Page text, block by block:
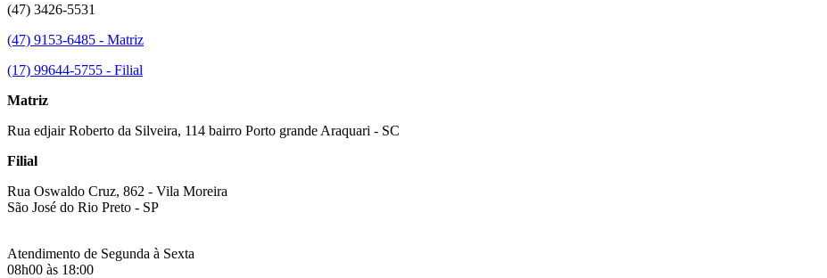
(47) 3426-5531
(47) 9153-6485 - Matriz
(17) 99644-5755 - Filial
Matriz
Rua edjair Roberto da Silveira, 114 bairro Porto grande Araquari - SC
Filial
Rua Oswaldo Cruz, 862 - Vila Moreira
São José do Rio Preto - SP
Atendimento de Segunda à Sexta
08h00 às 18:00